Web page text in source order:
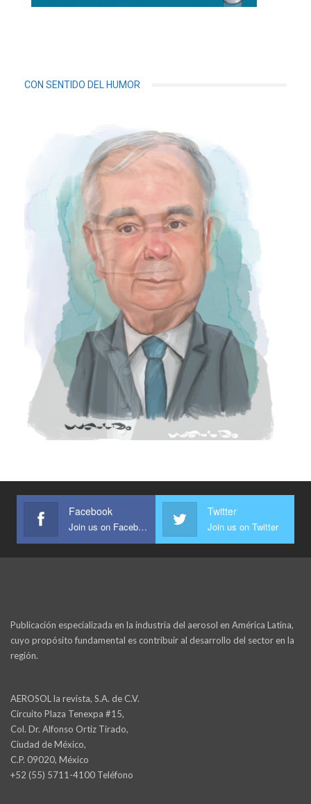
CON SENTIDO DEL HUMOR
Facebook
Join us on Facebook
Twitter
Join us on Twitter
Publicación especializada en la industria del aerosol en América Latina,
cuyo propósito fundamental es contribuir al desarrollo del sector en la
región.
AEROSOL la revista, S.A. de C.V.
Circuito Plaza Tenexpa #15,
Col. Dr. Alfonso Ortiz Tirado,
Ciudad de México,
C.P. 09020, México
+52 (55) 5711-4100 Teléfono